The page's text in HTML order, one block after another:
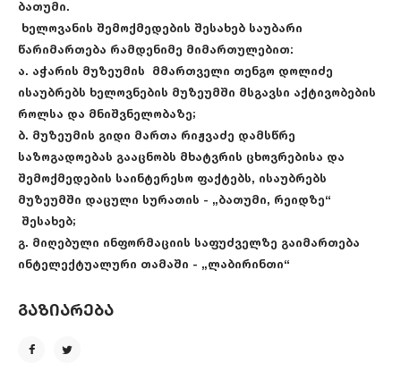
ბათუმი.
ხელოვანის შემოქმედების შესახებ საუბარი
წარიმართება რამდენიმე მიმართულებით:
ა. აჭარის მუზეუმის მმართველი თენგო დოლიძე
ისაუბრებს ხელოვნების მუზეუმში მსგავსი აქტივობების
როლსა და მნიშვნელობაზე;
ბ. მუზეუმის გიდი მართა რიჟვაძე დამსწრე
საზოგადოებას გააცნობს მხატვრის ცხოვრებისა და
შემოქმედების საინტერესო ფაქტებს, ისაუბრებს
მუზეუმში დაცული სურათის - „ბათუმი, რეიდზე“
შესახებ;
გ. მიღებული ინფორმაციის საფუძველზე გაიმართება
ინტელექტუალური თამაში - „ლაბირინთი“
გაზიარება